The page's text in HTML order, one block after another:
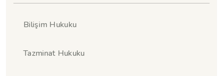
Bilişim Hukuku
Tazminat Hukuku